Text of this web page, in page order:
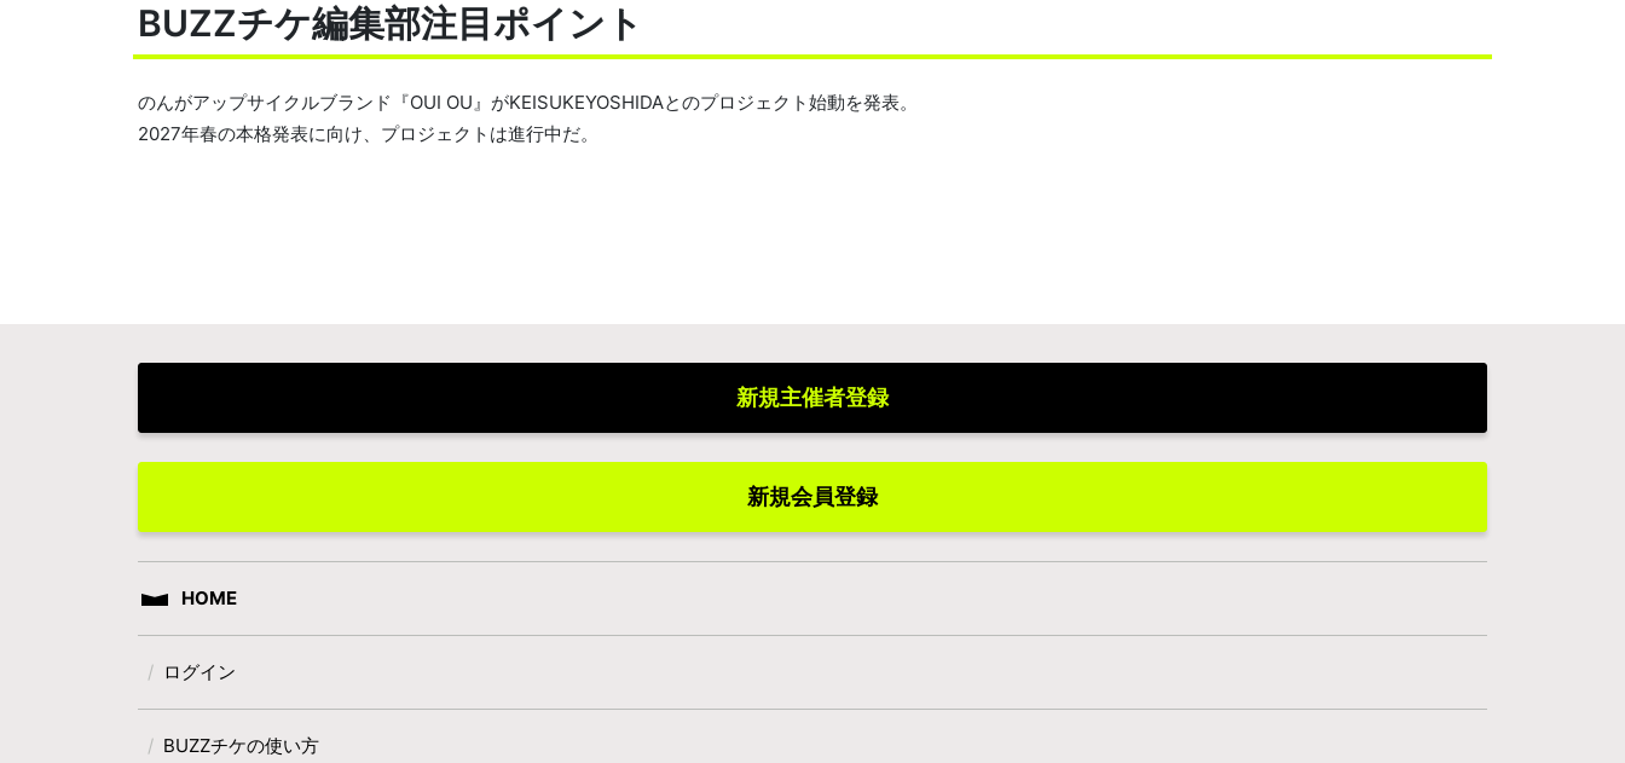
BUZZチケ編集部注目ポイント
のんがアップサイクルブランド『OUI OU』がKEISUKEYOSHIDAとのプロジェクト始動を発表。
2027年春の本格発表に向け、プロジェクトは進行中だ。
新規主催者登録
新規会員登録
HOME
ログイン
BUZZチケの使い方